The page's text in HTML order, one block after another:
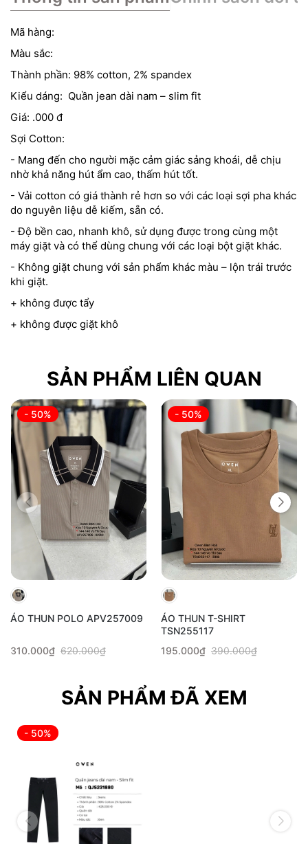
Mã hàng:
Màu sắc:
Thành phần: 98% cotton, 2% spandex
Kiểu dáng: Quần jean dài nam – slim fit
Giá: .000 đ
Sợi Cotton:
- Mang đến cho người mặc cảm giác sảng khoái, dễ chịu
nhờ khả năng hút ẩm cao, thấm hút tốt.
- Vải cotton có giá thành rẻ hơn so với các loại sợi pha khác
do nguyên liệu dễ kiếm, sẵn có.
- Độ bền cao, nhanh khô, sử dụng được trong cùng một
máy giặt và có thể dùng chung với các loại bột giặt khác.
- Không giặt chung với sản phẩm khác màu – lộn trái trước
khi giặt.
+ không được tẩy
+ không được giặt khô
SẢN PHẨM LIÊN QUAN
- 50%
ÁO THUN POLO APV257009
310.000₫ 620.000₫
- 50%
ÁO THUN T-SHIRT
TSN255117
195.000₫ 390.000₫
SẢN PHẨM ĐÃ XEM
- 50%